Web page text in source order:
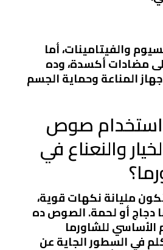
والفيتامينات، أما
مضادات أكسدة، وده
المناعة وحماية الجسم
صوص
والنعناع في
مليانة نكهات قوية،
دجاج أو لحمة. الصوص ده
للشاورما
في السطور الجاية عن